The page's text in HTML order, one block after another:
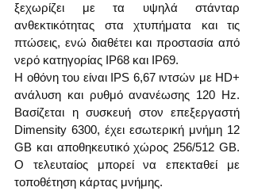
ξεχωρίζει με τα υψηλά στάνταρ
ανθεκτικότητας στα χτυπήματα και τις
πτώσεις, ενώ διαθέτει και προστασία από
νερό κατηγορίας IP68 και IP69.
Η οθόνη του είναι IPS 6,67 ιντσών με HD+
ανάλυση και ρυθμό ανανέωσης 120 Hz.
Βασίζεται η συσκευή στον επεξεργαστή
Dimensity 6300, έχει εσωτερική μνήμη 12
GB και αποθηκευτικό χώρος 256/512 GB.
Ο τελευταίος μπορεί να επεκταθεί με
τοποθέτηση κάρτας μνήμης.